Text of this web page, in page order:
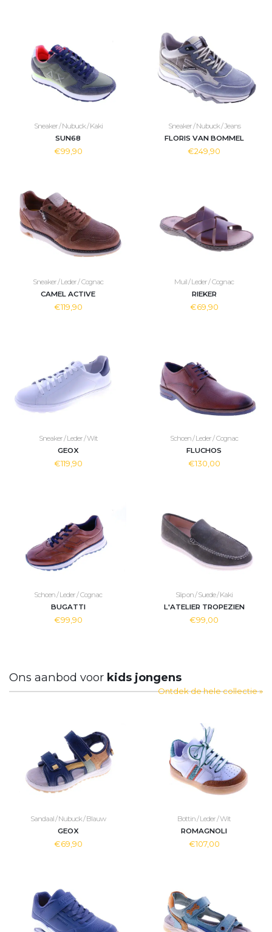
Sneaker / Nubuck / Kaki
SUN68
€99,90
Sneaker / Nubuck / Jeans
FLORIS VAN BOMMEL
€249,90
Sneaker / Leder / Cognac
CAMEL ACTIVE
€119,90
Muil / Leder / Cognac
RIEKER
€69,90
Sneaker / Leder / Wit
GEOX
€119,90
Schoen / Leder / Cognac
FLUCHOS
€130,00
Schoen / Leder / Cognac
BUGATTI
€99,90
Slip on / Suede / Kaki
L'ATELIER TROPEZIEN
€99,00
Ons aanbod voor kids jongens
Ontdek de hele collectie »
Sandaal / Nubuck / Blauw
GEOX
€69,90
Bottin / Leder / Wit
ROMAGNOLI
€107,00